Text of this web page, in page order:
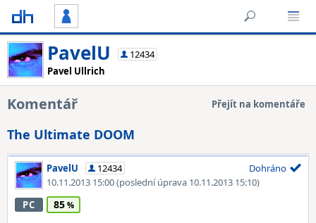
PavelU
12434
Pavel Ullrich
Komentář Přejít na komentáře
The Ultimate DOOM
PavelU
12434
10.11.2013 15:00(poslední úprava 10.11.2013 15:10)
Dohráno
PC 85